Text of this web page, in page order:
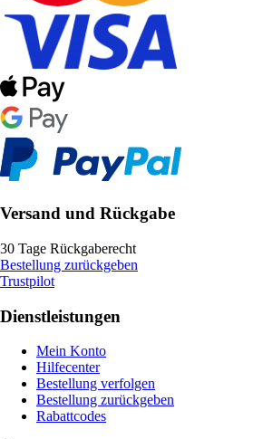
Versand und Rückgabe
30 Tage Rückgaberecht
Bestellung zurückgeben
Trustpilot
Dienstleistungen
Mein Konto
Hilfecenter
Bestellung verfolgen
Bestellung zurückgeben
Rabattcodes